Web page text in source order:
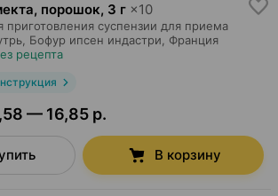
порошок, 3 г ×10
приготовления суспензии для приема
Бофур ипсен индастри , Франция
рецепта
— 16,85 р.
В корзину